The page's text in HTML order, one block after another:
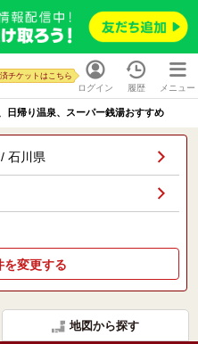
ログイン
チケットはこちら
履歴 メニュー
日帰り温泉、スーパー銭湯おすすめ
石川県
を変更する
地図から探す